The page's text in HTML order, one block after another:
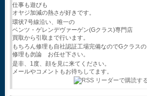
仕事も遊びも
オヤジ加減の熱さが好きです。
環状7号線沿い、唯一の
ベンツ・ゲレンデヴァーゲン(Gクラス)専門店
買取から引取まで行います。
もちろん修理も自社認証工場完備なのでGクラスの
修理も勿論 お任せ下さい。
是非、1度、顔を見に来てください。
メールやコメントもお待ちしてます。